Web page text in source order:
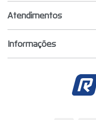
Atendimentos
Informações